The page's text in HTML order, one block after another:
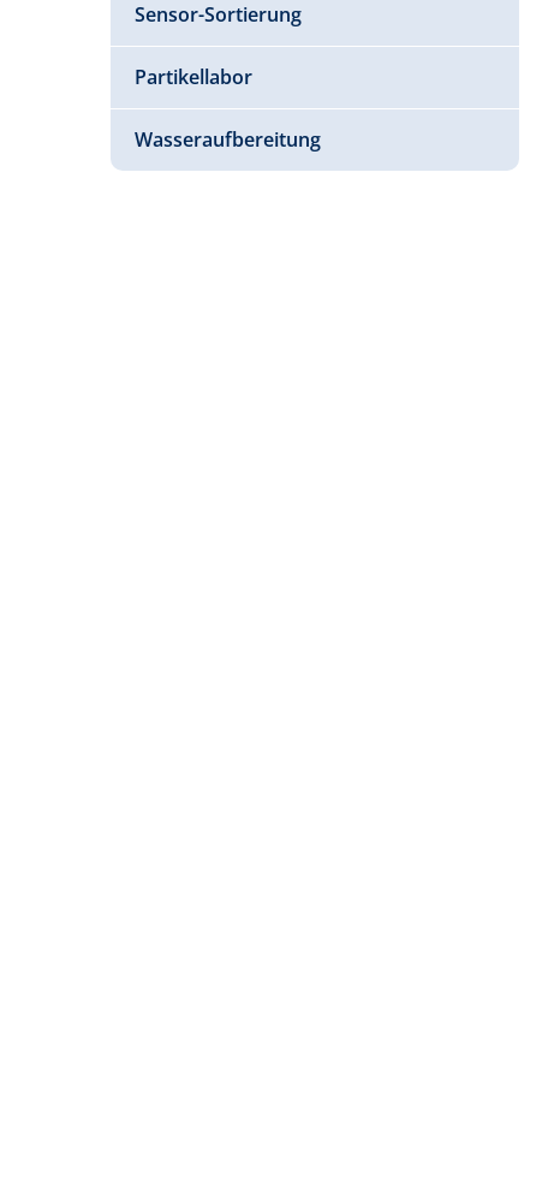
Sensor-Sortierung
Partikellabor
Wasseraufbereitung